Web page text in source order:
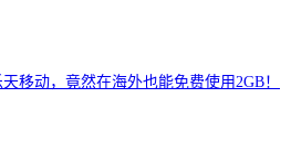
天移动，竟然在海外也能免费使用2GB！